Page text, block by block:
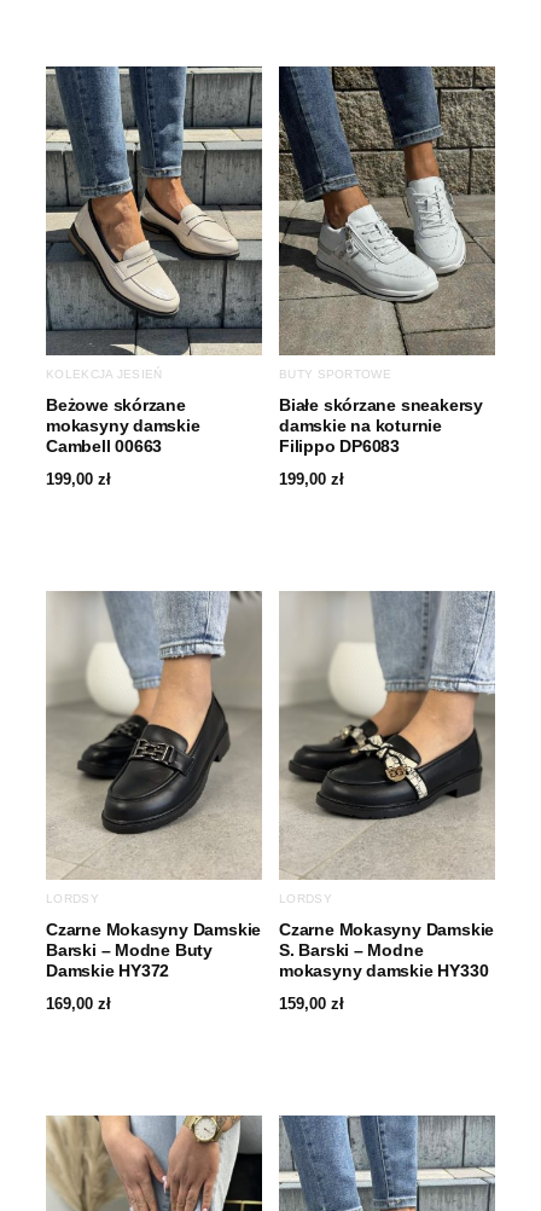
KOLEKCJA JESIEŃ
Beżowe skórzane
mokasyny damskie
Cambell 00663
199,00 zł
BUTY SPORTOWE
Białe skórzane sneakersy
damskie na koturnie
Filippo DP6083
199,00 zł
LORDSY
Czarne Mokasyny Damskie
Barski – Modne Buty
Damskie HY372
169,00 zł
LORDSY
Czarne Mokasyny Damskie
S. Barski – Modne
mokasyny damskie HY330
159,00 zł